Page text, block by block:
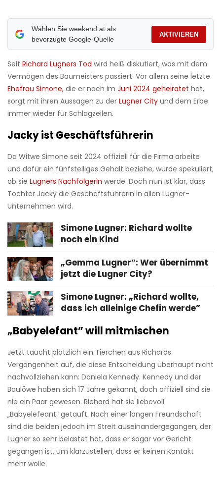
Wählen Sie weekend.at als
bevorzugte Google-Quelle
AKTIVIEREN
Seit Richard Lugners Tod wird heiß diskutiert, was mit dem
Vermögen des Baumeisters passiert. Vor allem seine letzte
Ehefrau Simone, die er noch im Juni 2024 geheiratet hat,
sorgt mit ihren Aussagen zu der Lugner City und dem Erbe
immer wieder für Schlagzeilen.
Jacky ist Geschäftsführerin
Da Witwe Simone seit 2024 offiziell für die Firma arbeite
und dafür ein fünfstelliges Gehalt beziehe, wurde spekuliert,
ob sie Lugners Nachfolgerin werde. Doch nun ist klar, dass
Tochter Jacky die Geschäftsführerin in allen Lugner-
Unternehmen wird.
Simone Lugner: Richard wollte
noch ein Kind
„Gemma Lugner“: Wer übernimmt
jetzt die Lugner City?
Simone Lugner: „Richard wollte,
dass ich alleinige Chefin werde”
„Babyelefant” will mitmischen
Jetzt taucht plötzlich ein Tierchen aus Richards
Vergangenheit auf, die diese Entscheidung überhaupt nicht
nachvollziehen kann: Daniela Kennedy. Kennedy und der
Baulöwe haben sich 17 Jahre gekannt, doch offiziell sind sie
nie ein Paar gewesen. Richard hat sie liebevoll
„Babyelefeant” getauft. Nach einer langen Freundschaft
sind die beiden jedoch im Streit auseinandergegangen, der
Lugner so sehr belastet hat, dass er sogar vor Gericht
gegangen ist, um klarzustellen, dass er keinen Kontakt
mehr wolle.